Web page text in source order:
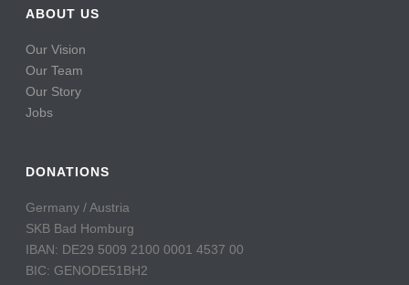
ABOUT US
Our Vision
Our Team
Our Story
Jobs
DONATIONS
Germany / Austria
SKB Bad Homburg
IBAN: DE29 5009 2100 0001 4537 00
BIC: GENODE51BH2